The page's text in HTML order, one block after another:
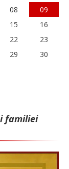
08
09
15
16
22
23
29
30
familiei